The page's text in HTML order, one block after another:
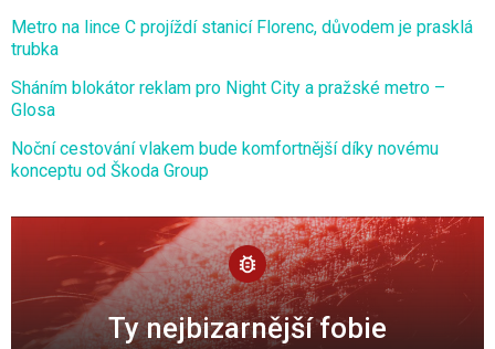
Ty nejbizarnější fobie
Metro na lince C projíždí stanicí Florenc, důvodem je prasklá
trubka
Sháním blokátor reklam pro Night City a pražské metro –
Glosa
Noční cestování vlakem bude komfortnější díky novému
konceptu od Škoda Group